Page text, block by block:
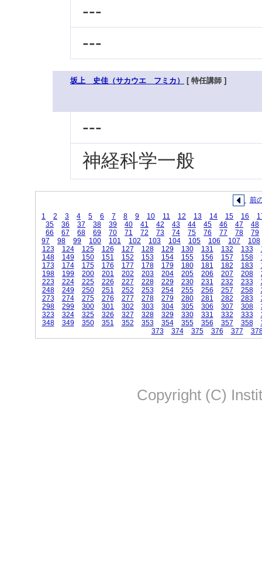
---
---
坂上 史佳（サカウエ フミカ） [ 特任講師 ]
---
神経科学一般
前
1
2 3 4 5 6 7 8 9 10 11 12 13 14 15 16
35
36 37 38 39 40 41 42 43 44 45 46 47
48
66
67 68 69 70 71 72 73 74 75 76 77 78
79
97
98 99 100 101 102 103 104 105 106 107
108
123
124 125 126 127 128 129 130 131 132 133
148
149 150 151 152 153 154 155 156 157 158
173
174 175 176 177 178 179 180 181 182 183
198
199 200 201 202 203 204 205 206 207 208
223
224 225 226 227 228 229 230 231 232 233
248
249 250 251 252 253 254 255 256 257 258
273
274 275 276 277 278 279 280 281 282 283
298
299 300 301 302 303 304 305 306 307 308
323
324 325 326 327 328 329 330 331 332 333
348
349 350 351 352 353 354 355 356 357 358
373
374 375 376 377
Copyright (C)